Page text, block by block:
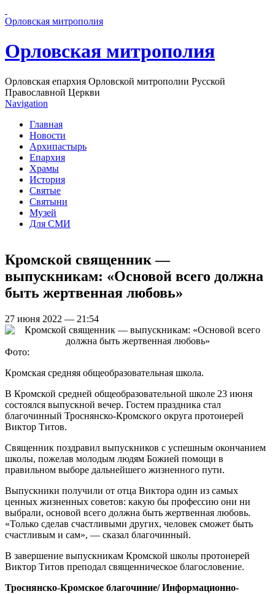
Орловская митрополия
Орловская митрополия
Орловская епархия Орловской митрополии Русской
Православной Церкви
Navigation
Главная
Новости
Архипастырь
Епархия
Храмы
История
Святые
Святыни
Музей
Для СМИ
Кромской священник —
выпускникам: «Основой всего должна
быть жертвенная любовь»
27 июня 2022 — 21:54
Фото:
Кромская средняя общеобразовательная школа.
В Кромской средней общеобразовательной школе 23 июня
состоялся выпускной вечер. Гостем праздника стал
благочинный Троснянско-Кромского округа протоиерей
Виктор Титов.
Священник поздравил выпускников с успешным окончанием
школы, пожелав молодым людям Божией помощи в
правильном выборе дальнейшего жизненного пути.
Выпускники получили от отца Виктора один из самых
ценных жизненных советов: какую бы профессию они ни
выбрали, основой всего должна быть жертвенная любовь.
«Только сделав счастливыми других, человек сможет быть
счастливым и сам», — сказал благочинный.
В завершение выпускникам Кромской школы протоиерей
Виктор Титов преподал священническое благословение.
Троснянско-Кромское благочиние/ Информационно-